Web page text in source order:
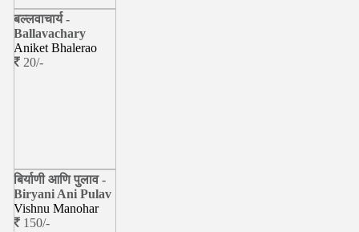
बल्लवाचार्य -
Ballavachary
Aniket Bhalerao
20/-
बिर्याणी आणि पुलाव -
Biryani Ani Pulav
Vishnu Manohar
150/-